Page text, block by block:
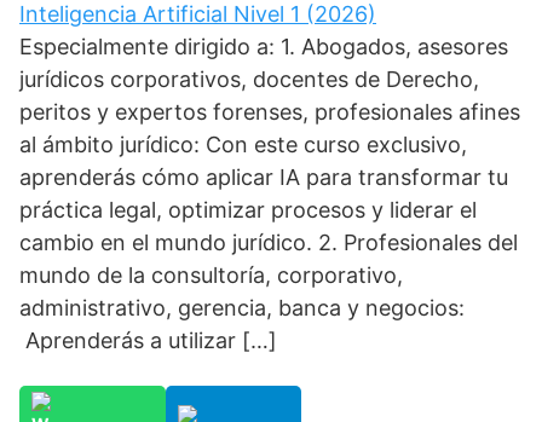
Inteligencia Artificial Nivel 1 (2026)
Especialmente dirigido a: 1. Abogados, asesores
jurídicos corporativos, docentes de Derecho,
peritos y expertos forenses, profesionales afines
al ámbito jurídico: Con este curso exclusivo,
aprenderás cómo aplicar IA para transformar tu
práctica legal, optimizar procesos y liderar el
cambio en el mundo jurídico. 2. Profesionales del
mundo de la consultoría, corporativo,
administrativo, gerencia, banca y negocios:
Aprenderás a utilizar […]